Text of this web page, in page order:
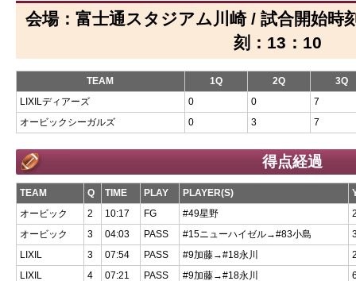
会場：富士通スタジアム川崎 / 試合開始時
刻：13：10
TEAM 1Q 2Q
3Q
LIXILディアーズ
0 0
7
オービックシーガルズ
0 3 7
得点経過
TEAM Q TIME PLAY PLAYER(S)
オービック
2 10:17 FG #49星野
オービック
3 04:03 PASS #15ニューハイゼル→#83小島
LIXIL
3 07:54 PASS #9加藤→#18永川
LIXIL
4 07:21 PASS #9加藤→#18永川